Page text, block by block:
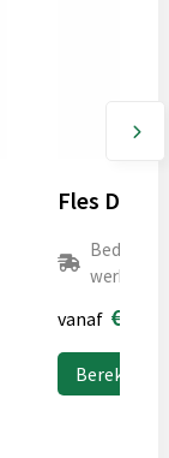
Fles
Bedrukte
vanaf €
Bereken